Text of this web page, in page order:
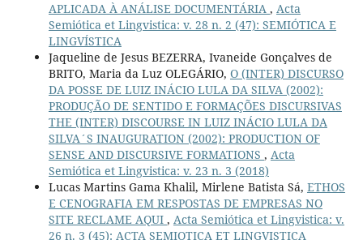
APLICADA À ANÁLISE DOCUMENTÁRIA , Acta
Semiótica et Lingvistica: v. 28 n. 2 (47): SEMIÓTICA E
LINGVÍSTICA
Jaqueline de Jesus BEZERRA, Ivaneide Gonçalves de
BRITO, Maria da Luz OLEGÁRIO, O (INTER) DISCURSO
DA POSSE DE LUIZ INÁCIO LULA DA SILVA (2002):
PRODUÇÃO DE SENTIDO E FORMAÇÕES DISCURSIVAS
THE (INTER) DISCOURSE IN LUIZ INÁCIO LULA DA
SILVA´S INAUGURATION (2002): PRODUCTION OF
SENSE AND DISCURSIVE FORMATIONS , Acta
Semiótica et Lingvistica: v. 23 n. 3 (2018)
Lucas Martins Gama Khalil, Mirlene Batista Sá, ETHOS
E CENOGRAFIA EM RESPOSTAS DE EMPRESAS NO
SITE RECLAME AQUI , Acta Semiótica et Lingvistica: v.
26 n. 3 (45): ACTA SEMIOTICA ET LINGVISTICA